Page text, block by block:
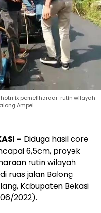
pemeliharaan rutin wilayah
Ampel
– Diduga hasil core
6,5cm, proyek
rutin wilayah
ruas jalan Balong
Kabupaten Bekasi
2022).